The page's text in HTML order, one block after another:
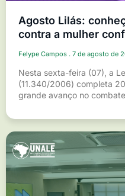
Agosto Lilás:
contra a mulher
Felype Campos 7 de agosto de
Nesta sexta-feira (07), a
(11.340/2006) completa
grande avanço no combate